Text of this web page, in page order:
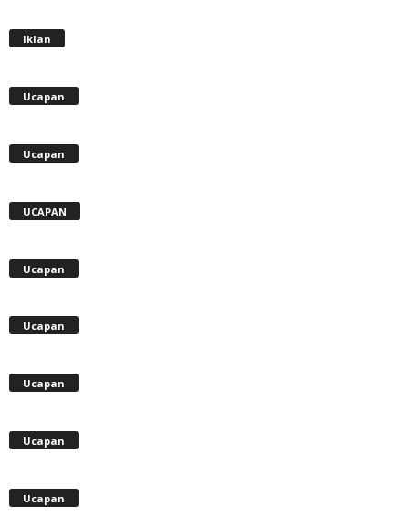
Iklan
Ucapan
Ucapan
UCAPAN
Ucapan
Ucapan
Ucapan
Ucapan
Ucapan